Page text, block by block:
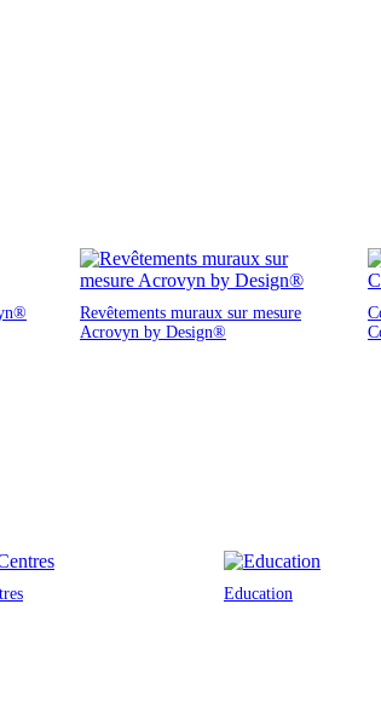
Revêtements muraux sur mesure
Acrovyn by Design®
Education